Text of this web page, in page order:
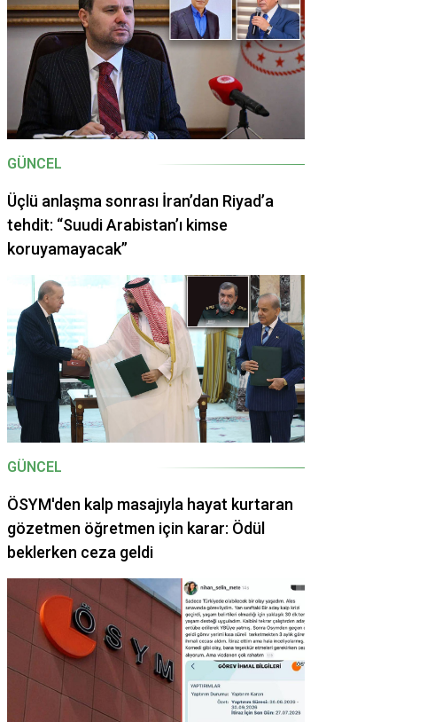
GÜNCEL
Üçlü anlaşma sonrası İran’dan Riyad’a
tehdit: “Suudi Arabistan’ı kimse
koruyamayacak”
GÜNCEL
ÖSYM'den kalp masajıyla hayat kurtaran
gözetmen öğretmen için karar: Ödül
beklerken ceza geldi